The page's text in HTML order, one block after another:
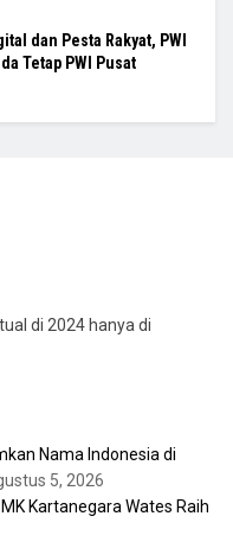
dan Pesta Rakyat, PWI
Tetap PWI Pusat
di 2024 hanya di
Nama Indonesia di
5, 2026
Kartanegara Wates Raih